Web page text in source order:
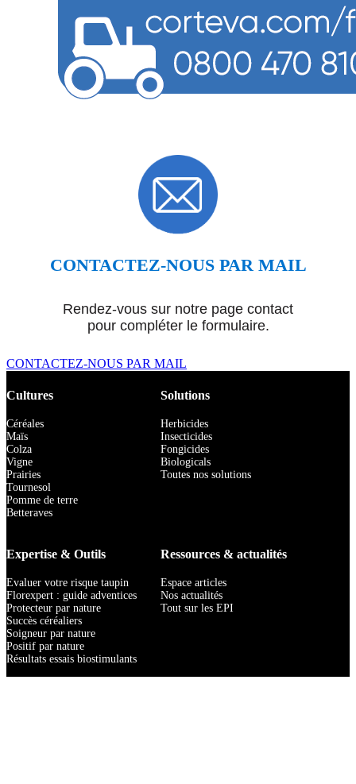
CONTACTEZ-NOUS PAR MAIL
Rendez-vous sur notre page contact
pour compléter le formulaire.
CONTACTEZ-NOUS PAR MAIL
Cultures
Céréales
Maïs
Colza
Vigne
Prairies
Tournesol
Pomme de terre
Betteraves
Solutions
Herbicides
Insecticides
Fongicides
Biologicals
Toutes nos solutions
Expertise & Outils
Evaluer votre risque taupin
Florexpert : guide adventices
Protecteur par nature
Succès céréaliers
Soigneur par nature
Positif par nature
Résultats essais biostimulants
Ressources & actualités
Espace articles
Nos actualités
Tout sur les EPI